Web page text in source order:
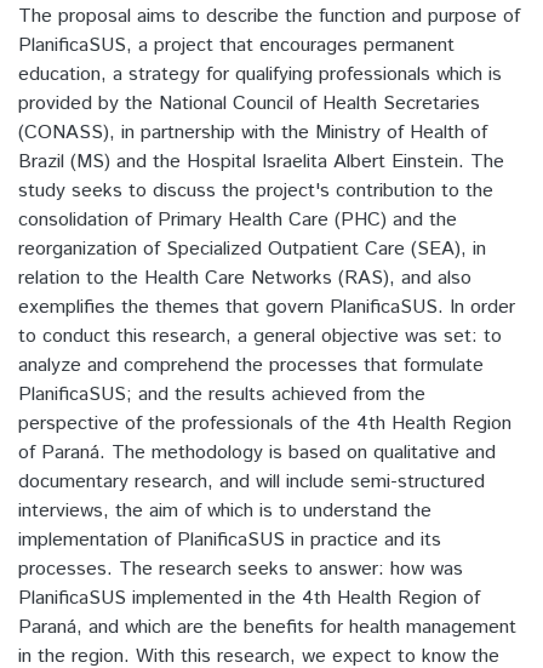
The proposal aims to describe the function and purpose of
PlanificaSUS, a project that encourages permanent
education, a strategy for qualifying professionals which is
provided by the National Council of Health Secretaries
(CONASS), in partnership with the Ministry of Health of
Brazil (MS) and the Hospital Israelita Albert Einstein. The
study seeks to discuss the project's contribution to the
consolidation of Primary Health Care (PHC) and the
reorganization of Specialized Outpatient Care (SEA), in
relation to the Health Care Networks (RAS), and also
exemplifies the themes that govern PlanificaSUS. In order
to conduct this research, a general objective was set: to
analyze and comprehend the processes that formulate
PlanificaSUS; and the results achieved from the
perspective of the professionals of the 4th Health Region
of Paraná. The methodology is based on qualitative and
documentary research, and will include semi-structured
interviews, the aim of which is to understand the
implementation of PlanificaSUS in practice and its
processes. The research seeks to answer: how was
PlanificaSUS implemented in the 4th Health Region of
Paraná, and which are the benefits for health management
in the region. With this research, we expect to know the